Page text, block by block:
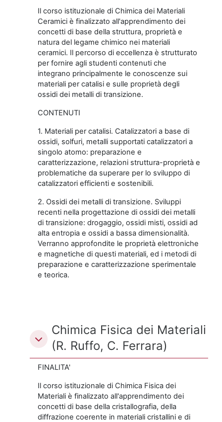
Il corso istituzionale di Chimica dei Materiali
Ceramici è finalizzato all'apprendimento dei
concetti di base della struttura, proprietà e
natura del legame chimico nei materiali
ceramici. Il percorso di eccellenza è strutturato
per fornire agli studenti contenuti che
integrano principalmente le conoscenze sui
materiali per catalisi e sulle proprietà degli
ossidi dei metalli di transizione.
CONTENUTI
1. Materiali per catalisi. Catalizzatori a base di
ossidi, solfuri, metalli supportati catalizzatori a
singolo atomo: preparazione e
caratterizzazione, relazioni struttura-proprietà e
problematiche da superare per lo sviluppo di
catalizzatori efficienti e sostenibili.
2. Ossidi dei metalli di transizione. Sviluppi
recenti nella progettazione di ossidi dei metalli
di transizione: drogaggio, ossidi misti, ossidi ad
alta entropia e ossidi a bassa dimensionalità.
Verranno approfondite le proprietà elettroniche
e magnetiche di questi materiali, ed i metodi di
preparazione e caratterizzazione sperimentale
e teorica.
Chimica Fisica dei Materiali
(R. Ruffo, C. Ferrara)
FINALITA'
Il corso istituzionale di Chimica Fisica dei
Materiali è finalizzato all'apprendimento dei
concetti di base della cristallografia, della
diffrazione coerente in materiali cristallini e di